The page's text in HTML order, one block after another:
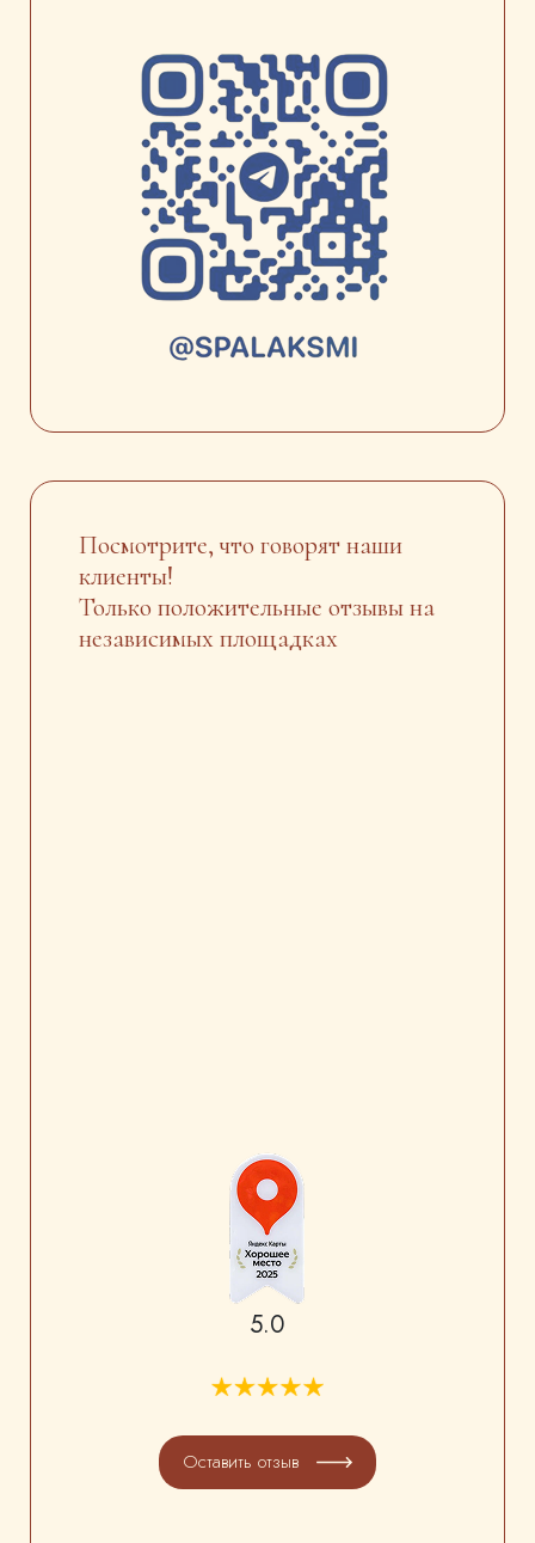
Посмотрите, что говорят наши
клиенты!
Только положительные отзывы на
независимых площадках
5.0
Оставить отзыв